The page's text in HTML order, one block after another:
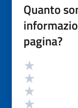
Quanto
pagina?
Valutazione